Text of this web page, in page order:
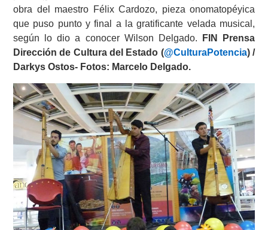
obra del maestro Félix Cardozo, pieza onomatopéyica
que puso punto y final a la gratificante velada musical,
según lo dio a conocer Wilson Delgado.
FIN Prensa
Dirección de Cultura del Estado (@CulturaPotencia) /
Darkys Ostos- Fotos: Marcelo Delgado.